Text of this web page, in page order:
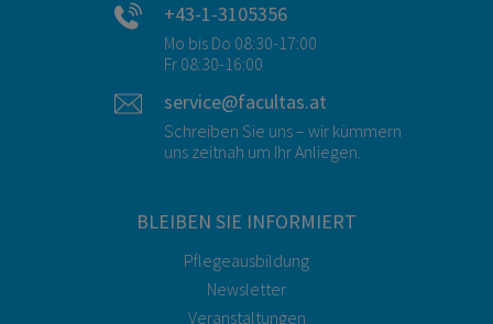
+43-1-3105356
Mo bis Do 08:30-17:00
Fr 08:30-16:00
service@facultas.at
Schreiben Sie uns – wir kümmern
uns zeitnah um Ihr Anliegen.
BLEIBEN SIE INFORMIERT
Pflegeausbildung
Newsletter
Veranstaltungen